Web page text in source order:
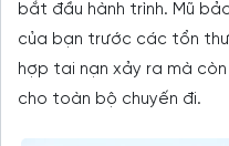
bắt đầu hành trình. Mũ
của bạn trước các tổn
hợp tai nạn xảy ra mà
cho toàn bộ chuyến đi.